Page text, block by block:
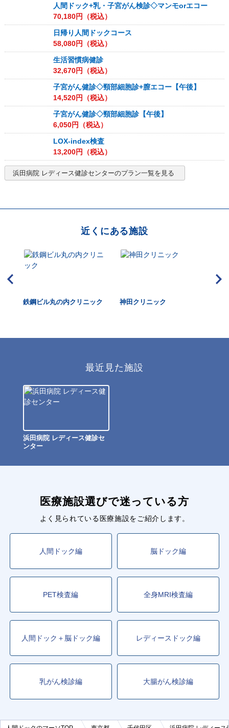
人間ドック+乳・子宮がん検診◇マンモorエコー
70,180円（税込）
日帰り人間ドックコース
58,080円（税込）
生活習慣病健診
32,670円（税込）
子宮がん健診◇頸部細胞診+膣エコー【午後】
14,520円（税込）
子宮がん健診◇頸部細胞診【午後】
6,050円（税込）
LOX-index検査
13,200円（税込）
浜田病院 レディース健診センターのプラン一覧を見る
近くにある施設
鉄鋼ビル丸の内クリニック 神田クリニック
最近見た施設
浜田病院 レディース健診セ
ンター
医療施設選びで迷っている方
よく見られている医療施設をご紹介します。
人間ドック編 脳ドック編
PET検査編 全身MRI検査編
人間ドック＋脳ドック編 レディースドック編
乳がん検診編 大腸がん検診編